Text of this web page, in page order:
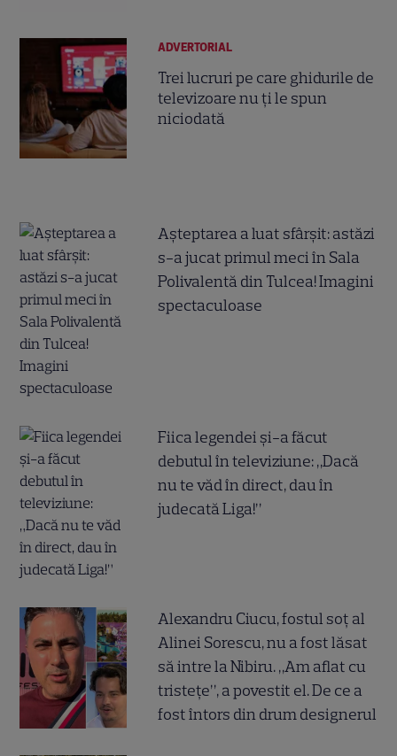
ADVERTORIAL
Trei lucruri pe care ghidurile de
televizoare nu ți le spun
niciodată
Așteptarea a luat sfârșit: astăzi
s-a jucat primul meci în Sala
Polivalentă din Tulcea! Imagini
spectaculoase
Fiica legendei și-a făcut
debutul în televiziune: „Dacă
nu te văd în direct, dau în
judecată Liga!”
Alexandru Ciucu, fostul soț al
Alinei Sorescu, nu a fost lăsat
să intre la Nibiru. „Am aflat cu
tristețe”, a povestit el. De ce a
fost întors din drum designerul